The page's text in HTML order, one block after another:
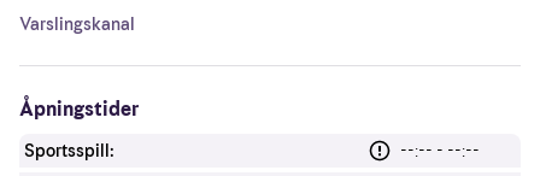
Varslingskanal
Åpningstider
Sportsspill:
--:-- - --:--